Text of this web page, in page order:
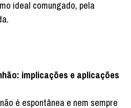
ideal comungado, pela
implicações e aplicações
é espontânea e nem sempre